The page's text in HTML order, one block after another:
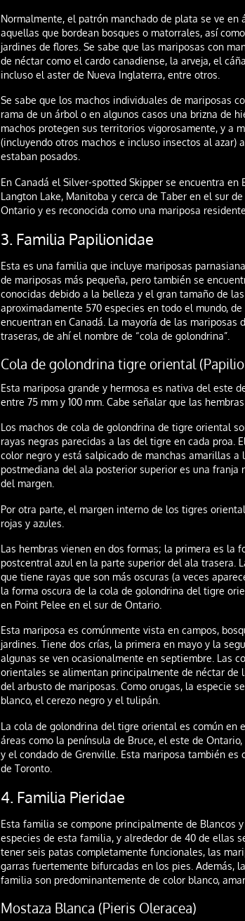
Normalmente, el patrón manchado de plata se ve
aquellas que bordean bosques o matorrales, así
jardines de flores. Se sabe que las mariposas con
de néctar como el cardo canadiense, la arveja, el
incluso el aster de Nueva Inglaterra, entre otros.
Se sabe que los machos individuales de mariposas
rama de un árbol o en algunos casos una brizna de
machos protegen sus territorios vigorosamente, y a
(incluyendo otros machos e incluso insectos al azar)
estaban posados.
En Canadá el Silver-spotted Skipper se encuentra en
Langton Lake, Manitoba y cerca de Taber en el sur
Ontario y es reconocida como una mariposa
3. Familia Papilionidae
Esta es una familia que incluye mariposas
de mariposas más pequeña, pero también se
conocidas debido a la belleza y el gran tamaño de
aproximadamente 570 especies en todo el mundo,
encuentran en Canadá. La mayoría de las
traseras, de ahí el nombre de “cola de golondrina”.
Cola de golondrina tigre oriental (Papilio
Esta mariposa grande y hermosa es nativa del este
entre 75 mm y 100 mm. Cabe señalar que las
Los machos de cola de golondrina de tigre oriental
rayas negras parecidas a las del tigre en cada proa.
color negro y está salpicado de manchas amarillas a
postmediana del ala posterior superior es una franja
del margen.
Por otra parte, el margen interno de los tigres
rojas y azules.
Las hembras vienen en dos formas; la primera es la
postcentral azul en la parte superior del ala trasera.
que tiene rayas que son más oscuras (a veces
la forma oscura de la cola de golondrina del tigre
en Point Pelee en el sur de Ontario.
Esta mariposa es comúnmente vista en campos,
jardines. Tiene dos crías, la primera en mayo y la
algunas se ven ocasionalmente en septiembre. Las
orientales se alimentan principalmente de néctar de
del arbusto de mariposas. Como orugas, la especie
blanco, el cerezo negro y el tulipán.
La cola de golondrina del tigre oriental es común en
áreas como la península de Bruce, el este de
y el condado de Grenville. Esta mariposa también
de Toronto.
4. Familia Pieridae
Esta familia se compone principalmente de Blancos
especies de esta familia, y alrededor de 40 de ellas
tener seis patas completamente funcionales, las
garras fuertemente bifurcadas en los pies. Además,
familia son predominantemente de color blanco,
Mostaza Blanca (Pieris Oleracea)